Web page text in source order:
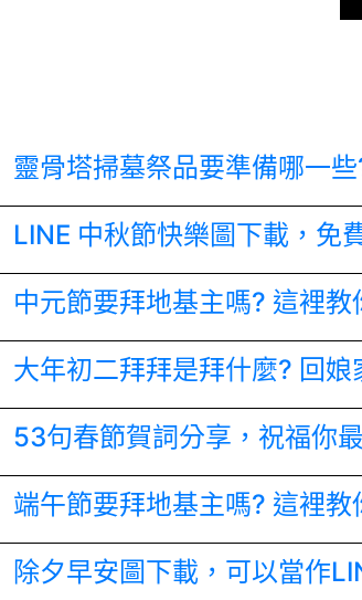
靈骨塔掃墓祭品要準備哪一
LINE 中秋節快樂圖下載，免
中元節要拜地基主嗎? 這裡
大年初二拜拜是拜什麼? 回
53句春節賀詞分享，祝福你
端午節要拜地基主嗎? 這裡教
除夕早安圖下載，可以當作